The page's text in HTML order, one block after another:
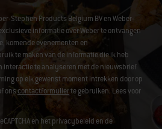
Stephen Products Belgium BV en Weber-
informatie over Weber te ontvangen
komende evenementen en
te maken van de informatie die ik heb
interactie te analyseren met de nieuwsbrief
op elk gewenst moment intrekken door op
onscontactformulierte gebruiken. Lees voor
en het privacybeleid en de